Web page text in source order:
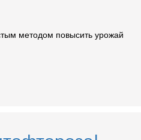
методом повысить урожай